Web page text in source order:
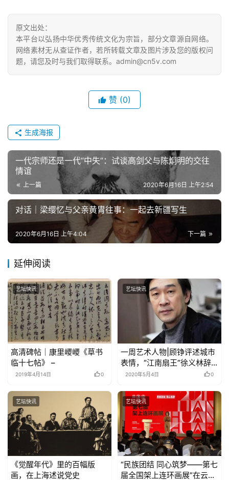
原文出处：
本平台以弘扬中华优秀传统文化为宗旨，部分文章源自网络。
网络素材无从查证作者，若所转载文章及图片涉及您的版权问
题，请您及时与我们取得联系。admin@cn5v.com
赞 (0)
生成海报
一代宗师还是一代“中失”：试谈高剑父与陈炯明的交往
情谊
上一篇 2020年6月16日 上午2:54
对话｜梁缨忆与父亲黄胄往事：一起去新疆写生
下一篇
2020年6月16日 上午4:04
延伸阅读
艺坛快讯
高清碑帖｜康里巎巎《草书
临十七帖》 –
2019年4月14日 0
艺坛快讯
一周艺术人物|顾铮评述城市
表情，“江南扇王”徐义林辞
世2020年5月4日 0
艺坛快讯
《觉醒年代》里的百幅版
画，在上海述说党史
艺坛快讯
“民族团结 同心筑梦——第七
届全国架上连环画展”在云南